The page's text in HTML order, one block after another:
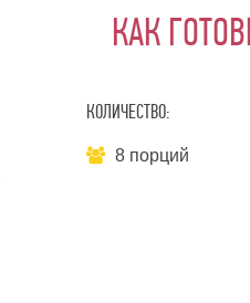
КАК
КОЛИЧЕСТВО:
8 порций